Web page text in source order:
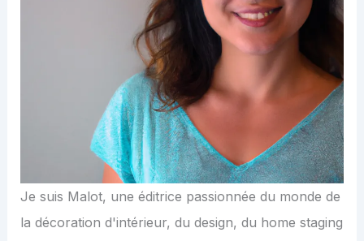
Je suis Malot, une éditrice passionnée du monde de
la décoration d'intérieur, du design, du home staging